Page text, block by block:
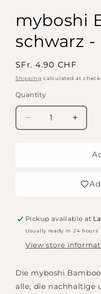
myboshi
schwarz -
Regular
price
SFr. 4.90 CHF
Shipping calculated at
Quantity
Quantity
Decrease
quantity
quantity
Pickup available at
Usually ready in 24 hours
View store
Die myboshi
alle, die nachhaltige